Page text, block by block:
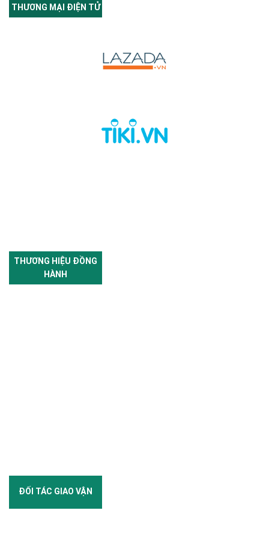
THƯƠNG MẠI ĐIỆN TỬ
THƯƠNG HIỆU ĐỒNG
HÀNH
ĐỐI TÁC GIAO VẬN